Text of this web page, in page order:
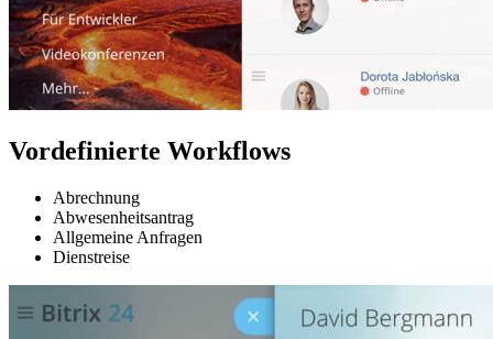
Vordefinierte Workflows
Abrechnung
Abwesenheitsantrag
Allgemeine Anfragen
Dienstreise